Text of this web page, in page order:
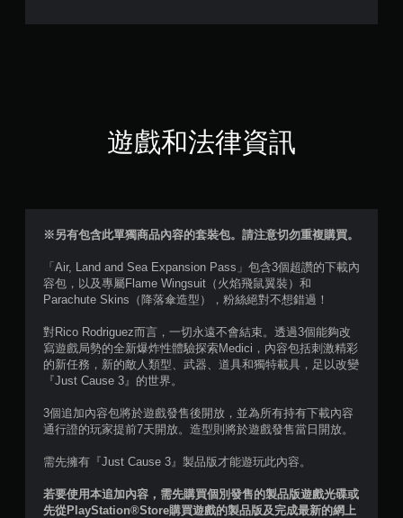
0
分
5
星
）
，
共
7
遊戲和法律資訊
※另有包含此單獨商品內容的套裝包。請注意切勿重複購買。
「Air, Land and Sea Expansion Pass」包含3個超讚的下載內
容包，以及專屬Flame Wingsuit（火焰飛鼠翼裝）和
Parachute Skins（降落傘造型），粉絲絕對不想錯過！
對Rico Rodriguez而言，一切永遠不會結束。透過3個能夠改
寫遊戲局勢的全新爆炸性體驗探索Medici，內容包括刺激精彩
的新任務，新的敵人類型、武器、道具和獨特載具，足以改變
『Just Cause 3』的世界。
3個追加內容包將於遊戲發售後開放，並為所有持有下載內容
通行證的玩家提前7天開放。造型則將於遊戲發售當日開放。
需先擁有『Just Cause 3』製品版才能遊玩此內容。
若要使用本追加內容，需先購買個別發售的製品版遊戲光碟或
先從PlayStation®Store購買遊戲的製品版及完成最新的網上